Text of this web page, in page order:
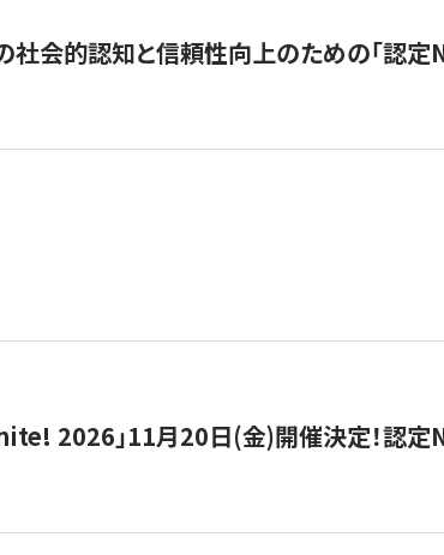
会的認知と信頼性向上のための「認定
2026」11月20日(金)開催決定！認定